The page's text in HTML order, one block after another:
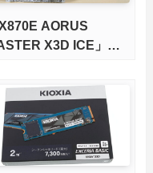
X870E AORUS
X3D ICE」を
らに高速にする完全版
マザーボードを徹
検証